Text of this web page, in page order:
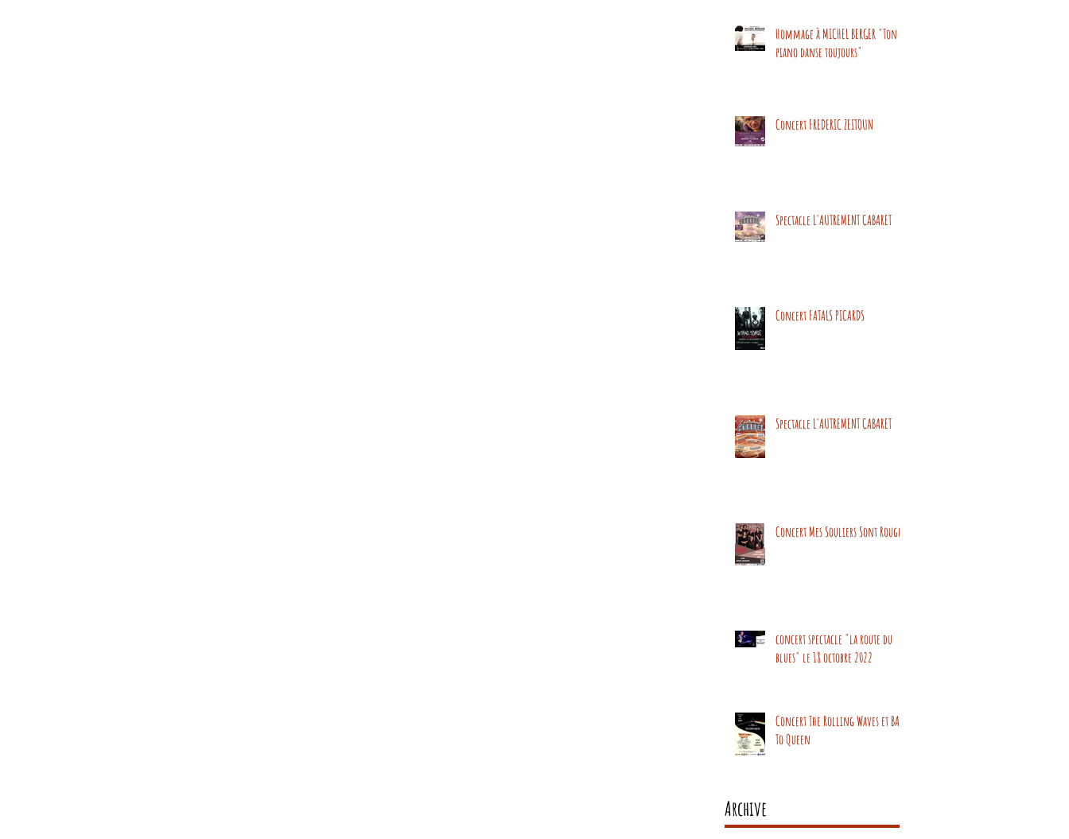
Hommage à MICHEL BERGER "Ton
piano danse toujours"
Concert FREDERIC ZEITOUN
Spectacle L'AUTREMENT CABARET
Concert FATALS PICARDS
Spectacle L'AUTREMENT CABARET
Concert Mes Souliers Sont Rouges
concert spectacle "la route du
blues" le 18 octobre 2022
Concert The Rolling Waves et BAck
To Queen
Archive